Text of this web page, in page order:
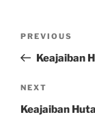
Previous
Post
PREVIOUS
Keajaiban
Next
Post
NEXT
Keajaiban